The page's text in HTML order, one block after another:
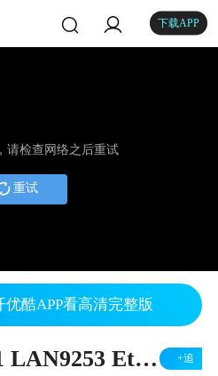
下载APP
请检查网络之后重试
重试
酷APP看高清完整版
基于ATSAMD51 LAN9253 EtherCAT®开发培训教程 +追